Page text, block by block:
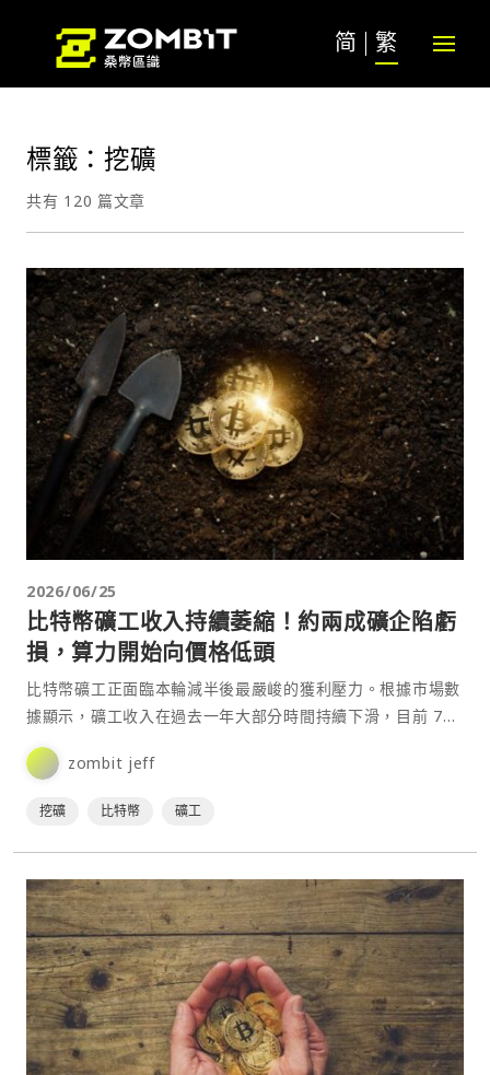
简 繁
標籤：挖礦
共有 120 篇文章
2026/06/25
比特幣礦工收入持續萎縮！約兩成礦企陷虧
損，算力開始向價格低頭
比特幣礦工正面臨本輪減半後最嚴峻的獲利壓力。根據市場數
據顯示，礦工收入在過去一年大部分時間持續下滑，目前 7
日移動平均日收入已降至約 3,000 萬美元，較去年夏⋯
zombit jeff
挖礦 比特幣 礦工